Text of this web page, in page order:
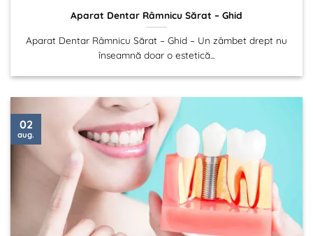
Aparat Dentar Râmnicu Sărat – Ghid
Aparat Dentar Râmnicu Sărat – Ghid – Un zâmbet drept nu
înseamnă doar o estetică...
02
aug.